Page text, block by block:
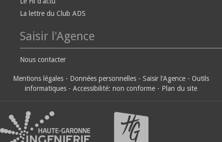
La lettre du Club ADS
Saisir l'Agence
Nous contacter
Mentions légales - Données personnelles - Saisir l'Agence - Outils
informatiques - Accessibilité: non conforme - Plan du site